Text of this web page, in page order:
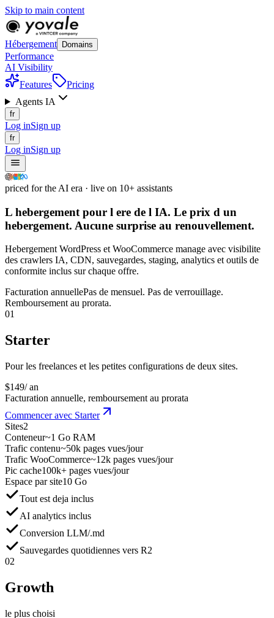
Skip to main content
Hébergement Domains
Performance
AI Visibility
Features
Pricing
Agents IA
fr
Log inSign up
fr
Log inSign up
priced for the AI era · live on 10+ assistants
L hebergement pour l ere de l IA. Le prix d un
hebergement. Aucune surprise au renouvellement.
Hebergement WordPress et WooCommerce manage avec visibilite
des crawlers IA, CDN, sauvegardes, staging, analytics et outils de
conformite inclus sur chaque offre.
Facturation annuellePas de mensuel. Pas de verrouillage.
Remboursement au prorata.
01
Starter
Pour les freelances et les petites configurations de deux sites.
$149/ an
Facturation annuelle, remboursement au prorata
Commencer avec Starter
Sites2
Conteneur~1 Go RAM
Trafic contenu~50k pages vues/jour
Trafic WooCommerce~12k pages vues/jour
Pic cache100k+ pages vues/jour
Espace par site10 Go
Tout est deja inclus
AI analytics inclus
Conversion LLM/.md
Sauvegardes quotidiennes vers R2
02
Growth
le plus choisi